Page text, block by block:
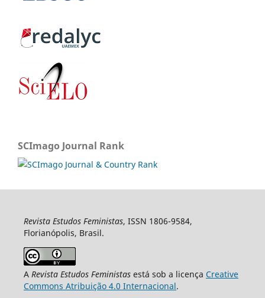
SCImago Journal Rank
Revista Estudos Feministas, ISSN 1806-9584,
Florianópolis, Brasil.
A Revista Estudos Feministasestá sob a licença Creative
Commons Atribuição 4.0 Internacional.